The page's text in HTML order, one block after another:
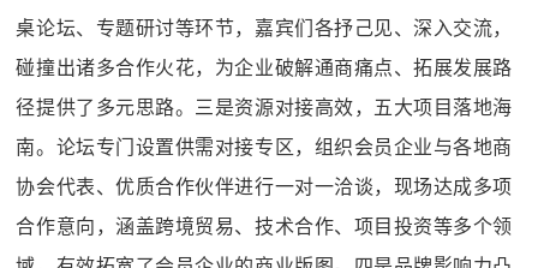
桌论坛、专题研讨等环节，嘉宾们各抒己见、深入交流，
碰撞出诸多合作火花，为企业破解通商痛点、拓展发展路
径提供了多元思路。三是资源对接高效，五大项目落地海
南。论坛专门设置供需对接专区，组织会员企业与各地商
协会代表、优质合作伙伴进行一对一洽谈，现场达成多项
合作意向，涵盖跨境贸易、技术合作、项目投资等多个领